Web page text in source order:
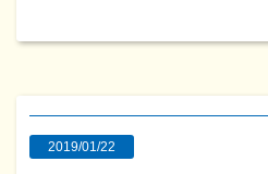
2019/01/22